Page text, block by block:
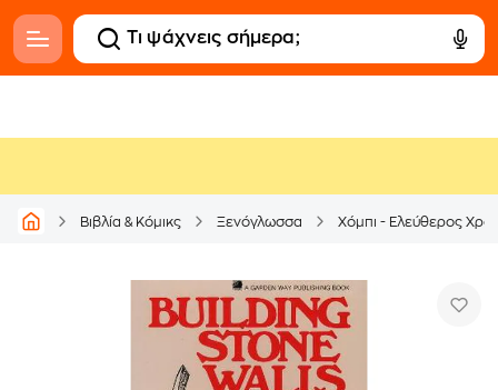
Βιβλία & Κόμικς Ξενόγλωσσα Χόμπι - Ελεύθερος